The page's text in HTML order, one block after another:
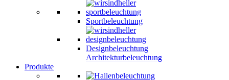
Sportbeleuchtung
Designbeleuchtung
Architekturbeleuchtung
Produkte